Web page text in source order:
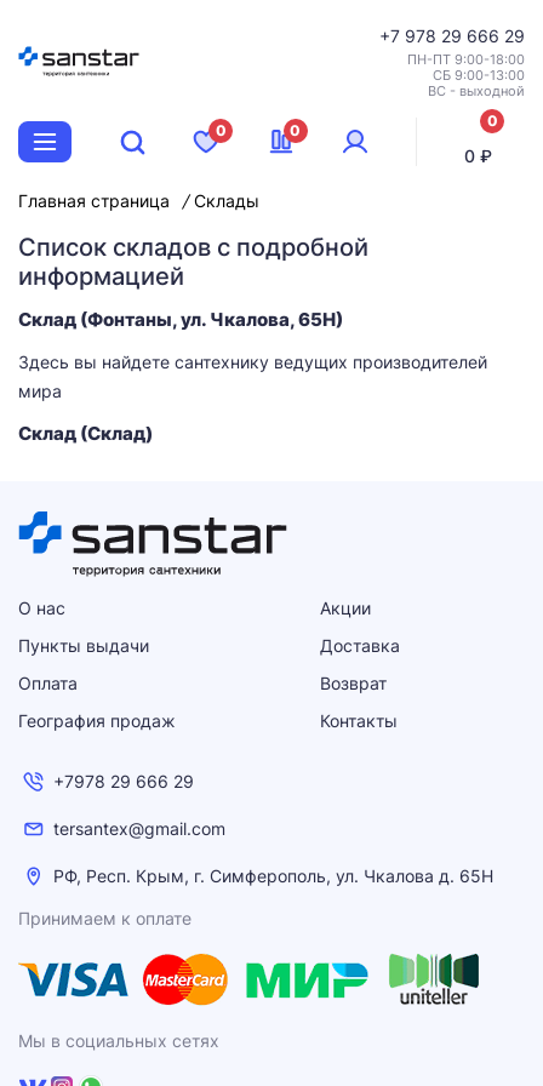
+7 978 29 666 29
ПН-ПТ 9:00-18:00
СБ 9:00-13:00
ВС - выходной
0 0
0
позиций
0 ₽
Главная страница Склады
Список складов с подробной
информацией
Склад (Фонтаны, ул. Чкалова, 65Н)
Здесь вы найдете сантехнику ведущих производителей
мира
Склад (Склад)
О нас
Акции
Пункты выдачи
Доставка
Оплата
Возврат
География продаж
Контакты
+7978 29 666 29
tersantex@gmail.com
РФ, Респ. Крым, г. Симферополь, ул. Чкалова д. 65Н
Принимаем к оплате
Мы в социальных сетях